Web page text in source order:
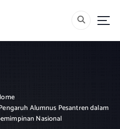
Alumnus Pesantren dalam
Nasional